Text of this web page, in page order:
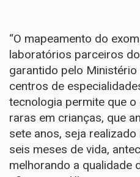
“O mapeamento do
laboratórios parceiros
garantido pelo
centros de
tecnologia permite que
raras em crianças, que
sete anos, seja
seis meses de vida,
melhorando a qualidade